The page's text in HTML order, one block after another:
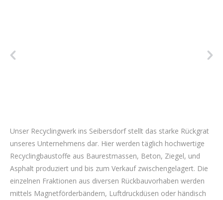
Unser Recyclingwerk ins Seibersdorf stellt das starke Rückgrat
unseres Unternehmens dar. Hier werden täglich hochwertige
Recyclingbaustoffe aus Baurestmassen, Beton, Ziegel, und
Asphalt produziert und bis zum Verkauf zwischengelagert. Die
einzelnen Fraktionen aus diversen Rückbauvorhaben werden
mittels Magnetförderbändern, Luftdruckdüsen oder händisch